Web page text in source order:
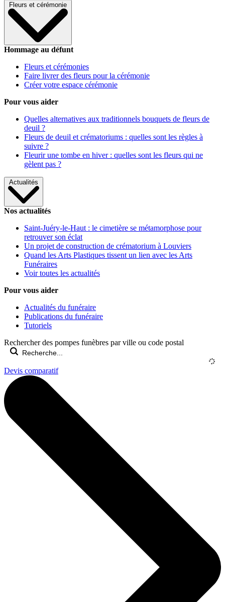
Fleurs et cérémonie
Hommage au défunt
Fleurs et cérémonies
Faire livrer des fleurs pour la cérémonie
Créer votre espace cérémonie
Pour vous aider
Quelles alternatives aux traditionnels bouquets de fleurs de
deuil ?
Fleurs de deuil et crématoriums : quelles sont les règles à
suivre ?
Fleurir une tombe en hiver : quelles sont les fleurs qui ne
gèlent pas ?
Actualités
Nos actualités
Saint-Juéry-le-Haut : le cimetière se métamorphose pour
retrouver son éclat
Un projet de construction de crématorium à Louviers
Quand les Arts Plastiques tissent un lien avec les Arts
Funéraires
Voir toutes les actualités
Pour vous aider
Actualités du funéraire
Publications du funéraire
Tutoriels
Rechercher des pompes funèbres par ville ou code postal
Devis comparatif